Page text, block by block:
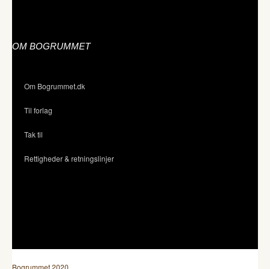
OM BOGRUMMET
Om Bogrummet.dk
Til forlag
Tak til
Rettigheder & retningslinjer
Bogrummet 2020